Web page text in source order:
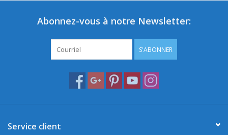
Abonnez-vous à notre Newsletter:
S'ABONNER
Service client